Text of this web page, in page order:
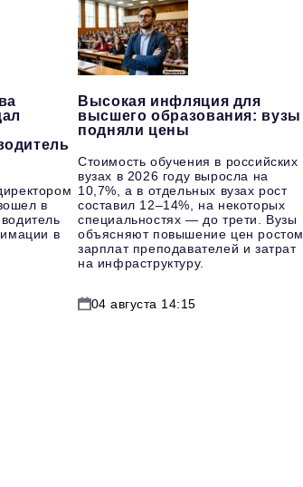
в
в
Высокая инфляция для
высшего образования: вузы
подняли цены
Стоимость обучения в российских
вузах в 2026 году выросла на
10,7%, а в отдельных вузах рост
составил 12–14%, на некоторых
специальностях — до трети. Вузы
объясняют повышение цен ростом
зарплат преподавателей и затрат
на инфраструктуру.
04 августа 14:15